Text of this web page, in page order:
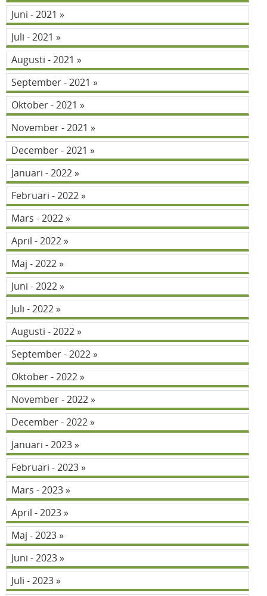
Juni - 2021
Juli - 2021
Augusti - 2021
September - 2021
Oktober - 2021
November - 2021
December - 2021
Januari - 2022
Februari - 2022
Mars - 2022
April - 2022
Maj - 2022
Juni - 2022
Juli - 2022
Augusti - 2022
September - 2022
Oktober - 2022
November - 2022
December - 2022
Januari - 2023
Februari - 2023
Mars - 2023
April - 2023
Maj - 2023
Juni - 2023
Juli - 2023